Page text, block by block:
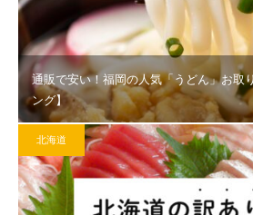
通販で安い！福岡の人気「うどん」お取
ング】
北海道